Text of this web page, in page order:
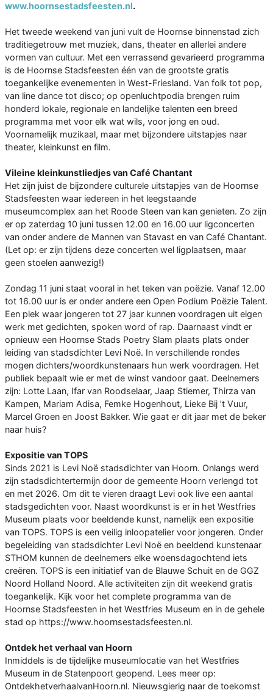
www.hoornsestadsfeesten.nl.
Het tweede weekend van juni vult de Hoornse binnenstad zich
traditiegetrouw met muziek, dans, theater en allerlei andere
vormen van cultuur. Met een verrassend gevarieerd programma
is de Hoornse Stadsfeesten één van de grootste gratis
toegankelijke evenementen in West-Friesland. Van folk tot pop,
van line dance tot disco; op openluchtpodia brengen ruim
honderd lokale, regionale en landelijke talenten een breed
programma met voor elk wat wils, voor jong en oud.
Voornamelijk muzikaal, maar met bijzondere uitstapjes naar
theater, kleinkunst en film.
Vileine kleinkunstliedjes van Café Chantant
Het zijn juist de bijzondere culturele uitstapjes van de Hoornse
Stadsfeesten waar iedereen in het leegstaande
museumcomplex aan het Roode Steen van kan genieten. Zo zijn
er op zaterdag 10 juni tussen 12.00 en 16.00 uur ligconcerten
van onder andere de Mannen van Stavast en van Café Chantant.
(Let op: er zijn tijdens deze concerten wel ligplaatsen, maar
geen stoelen aanwezig!)
Zondag 11 juni staat vooral in het teken van poëzie. Vanaf 12.00
tot 16.00 uur is er onder andere een Open Podium Poëzie Talent.
Een plek waar jongeren tot 27 jaar kunnen voordragen uit eigen
werk met gedichten, spoken word of rap. Daarnaast vindt er
opnieuw een Hoornse Stads Poetry Slam plaats plats onder
leiding van stadsdichter Levi Noë. In verschillende rondes
mogen dichters/woordkunstenaars hun werk voordragen. Het
publiek bepaalt wie er met de winst vandoor gaat. Deelnemers
zijn: Lotte Laan, Ifar van Roodselaar, Jaap Stiemer, Thirza van
Kampen, Mariam Adisa, Femke Hogenhout, Lieke Bij ’t Vuur,
Marcel Groen en Joost Bakker. Wie gaat er dit jaar met de beker
naar huis?
Expositie van TOPS
Sinds 2021 is Levi Noë stadsdichter van Hoorn. Onlangs werd
zijn stadsdichtertermijn door de gemeente Hoorn verlengd tot
en met 2026. Om dit te vieren draagt Levi ook live een aantal
stadsgedichten voor. Naast woordkunst is er in het Westfries
Museum plaats voor beeldende kunst, namelijk een expositie
van TOPS. TOPS is een veilig inloopatelier voor jongeren. Onder
begeleiding van stadsdichter Levi Noë en beeldend kunstenaar
STHOM kunnen de deelnemers elke woensdagochtend iets
creëren. TOPS is een initiatief van de Blauwe Schuit en de GGZ
Noord Holland Noord. Alle activiteiten zijn dit weekend gratis
toegankelijk. Kijk voor het complete programma van de
Hoornse Stadsfeesten in het Westfries Museum en in de gehele
stad op https://www.hoornsestadsfeesten.nl.
Ontdek het verhaal van Hoorn
Inmiddels is de tijdelijke museumlocatie van het Westfries
Museum in de Statenpoort geopend. Lees meer op:
OntdekhetverhaalvanHoorn.nl. Nieuwsgierig naar de toekomst